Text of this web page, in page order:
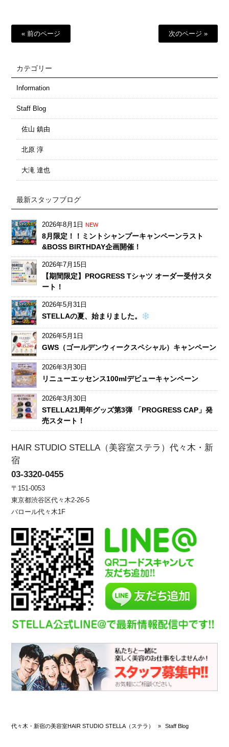
« 前のページ 次のページ »
カテゴリー
Information
Staff Blog
佐山 鎮由
北原 淳
大滝 達也
最新スタッフブログ
2026年8月1日 NEW
8月限定！！ミントシャンプーキャンペーンラスト
&BOSS BIRTHDAY企画開催！
2026年7月15日
【期間限定】PROGRESS Tシャツ オーダー受付スタ
ート！
2026年5月31日
STELLAの夏、始まりました。
2026年5月1日
GWS（ゴールデンウィークスペシャル）キャンペーン
2026年3月30日
リニューエッセンス100mlデビューキャンペーン
2026年3月30日
STELLA21周年グッズ第3弾 「PROGRESS CAP」発
売スタート！
HAIR STUDIO STELLA（美容室ステラ）代々木・新
宿
03-3320-0455
〒151-0053
東京都渋谷区代々木2-26-5
バロール代々木1F
代々木・新宿の美容室HAIR STUDIO STELLA（ステラ） » Staff Blog